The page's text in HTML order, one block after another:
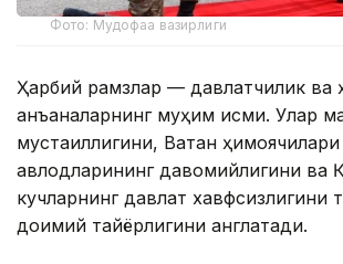
Фото: Мудофаа вазирлиги
Ҳарбий рамзлар — давлатчилик ва
анъаналарнинг муҳим қисми. Улар
мустақиллигини, Ватан ҳимоячилари
авлодларининг давомийлигини ва
кучларнинг давлат хавфсизлигини
доимий тайёрлигини англатади.